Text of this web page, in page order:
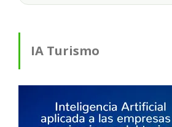
IA Turismo